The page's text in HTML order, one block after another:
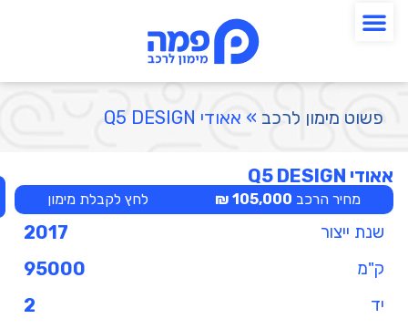
פשוט מימון לרכב » אאודי Q5 DESIGN
אאודי Q5 DESIGN
מחיר הרכב 105,000 ₪ לחץ לקבלת מימון
שנת ייצור 2017
ק"מ 95000
יד 2